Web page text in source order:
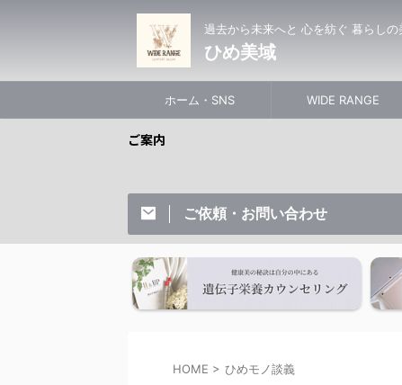
過去から未来へと 心を紡ぐ 暮らしの
ひめ美域
ホーム・SNS WIDE RANGE
ご案内
ご依頼・お問い合わせ
HOME > ひめモノ談義